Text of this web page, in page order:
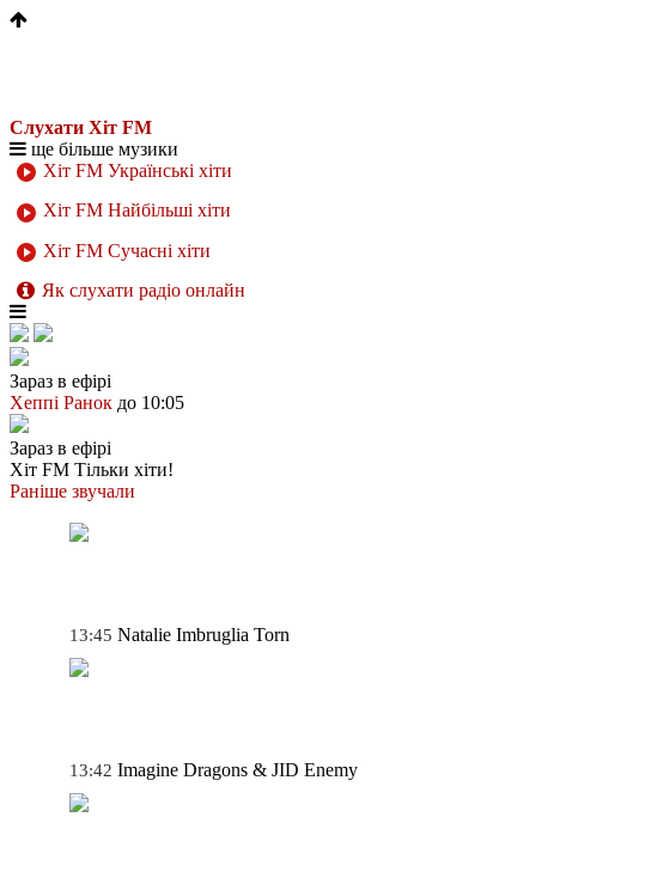
Слухати Хіт FM
ще більше музики
Хіт FM Українські хіти
Хіт FM Найбільші хіти
Хіт FM Сучасні хіти
Як слухати радіо онлайн
Зараз в ефірі
Хеппі Ранок до 10:05
Зараз в ефірі
Хіт FM Тільки хіти!
Раніше звучали
13:45 Natalie Imbruglia Torn
13:42 Imagine Dragons & JID Enemy